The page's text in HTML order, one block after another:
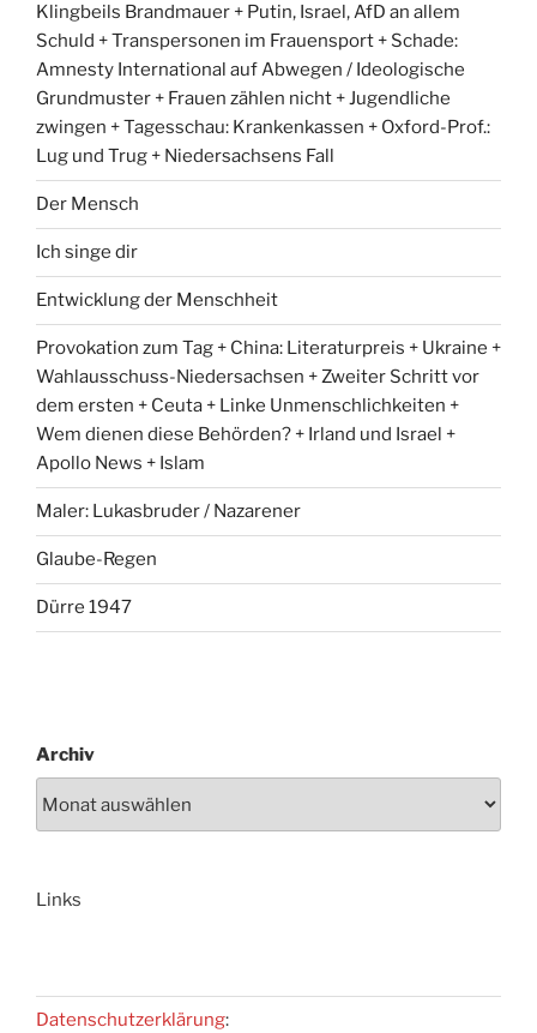
Klingbeils Brandmauer + Putin, Israel, AfD an allem
Schuld + Transpersonen im Frauensport + Schade:
Amnesty International auf Abwegen / Ideologische
Grundmuster + Frauen zählen nicht + Jugendliche
zwingen + Tagesschau: Krankenkassen + Oxford-Prof.:
Lug und Trug + Niedersachsens Fall
Der Mensch
Ich singe dir
Entwicklung der Menschheit
Provokation zum Tag + China: Literaturpreis + Ukraine +
Wahlausschuss-Niedersachsen + Zweiter Schritt vor
dem ersten + Ceuta + Linke Unmenschlichkeiten +
Wem dienen diese Behörden? + Irland und Israel +
Apollo News + Islam
Maler: Lukasbruder / Nazarener
Glaube-Regen
Dürre 1947
Archiv
Links
Datenschutzerklärung: